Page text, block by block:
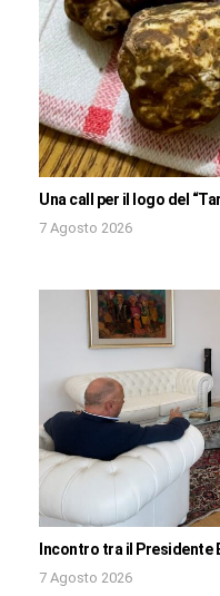
Una call per il logo del
7 Agosto 2026
Incontro tra il Presidente
7 Agosto 2026